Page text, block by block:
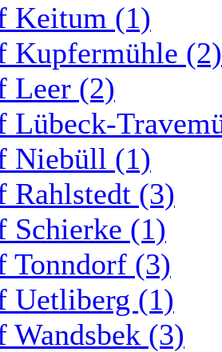
Keitum (1)
Kupfermühle (2)
Leer (2)
Lübeck-
Niebüll (1)
Rahlstedt (3)
Schierke (1)
Tonndorf (3)
Uetliberg (1)
Wandsbek (3)